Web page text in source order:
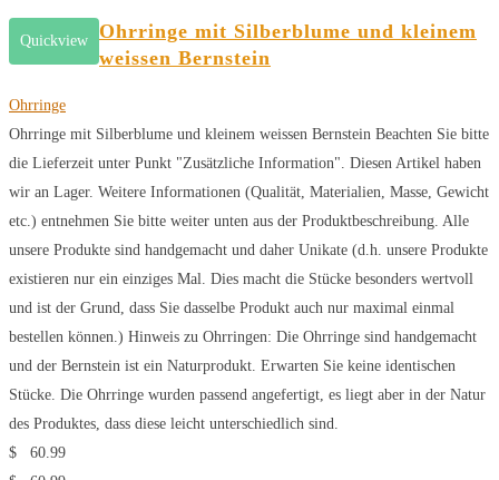
Quickview
Ohrringe mit Silberblume und kleinem
weissen Bernstein
Ohrringe
Ohrringe mit Silberblume und kleinem weissen Bernstein Beachten Sie bitte
die Lieferzeit unter Punkt "Zusätzliche Information". Diesen Artikel haben
wir an Lager. Weitere Informationen (Qualität, Materialien, Masse, Gewicht
etc.) entnehmen Sie bitte weiter unten aus der Produktbeschreibung. Alle
unsere Produkte sind handgemacht und daher Unikate (d.h. unsere Produkte
existieren nur ein einziges Mal. Dies macht die Stücke besonders wertvoll
und ist der Grund, dass Sie dasselbe Produkt auch nur maximal einmal
bestellen können.) Hinweis zu Ohrringen: Die Ohrringe sind handgemacht
und der Bernstein ist ein Naturprodukt. Erwarten Sie keine identischen
Stücke. Die Ohrringe wurden passend angefertigt, es liegt aber in der Natur
des Produktes, dass diese leicht unterschiedlich sind.
$
60.99